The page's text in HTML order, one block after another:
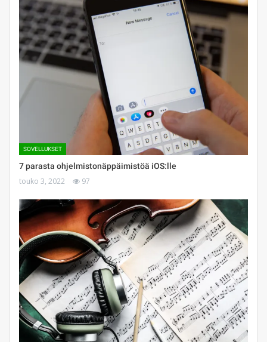
SOVELLUKSET
7 parasta ohjelmistonäppäimistöä iOS:lle
touko 3, 2022 97